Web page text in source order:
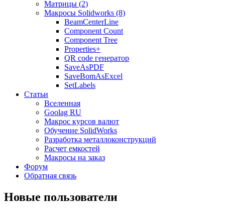
Матрицы (2)
Макросы Solidworks (8)
BeamCenterLine
Component Count
Component Tree
Properties+
QR code генератор
SaveAsPDF
SaveBomAsExcel
SetLabels
Статьи
Вселенная
Goolag RU
Макрос курсов валют
Обучение SolidWorks
Разработка металлоконструкций
Расчет емкостей
Макросы на заказ
Форум
Обратная связь
Новые пользователи